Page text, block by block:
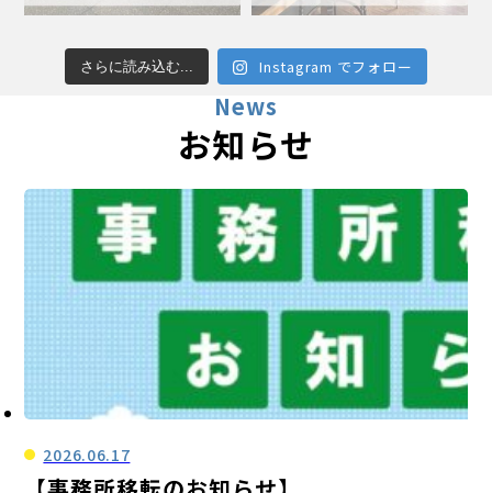
さらに読み込む... Instagram でフォロー
News
お知らせ
2026.06.17